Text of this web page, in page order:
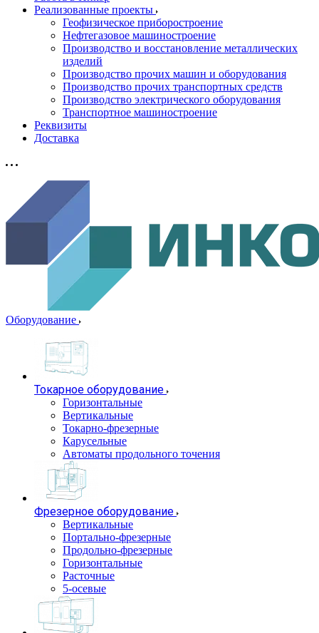
Реализованные проекты
Геофизическое приборостроение
Нефтегазовое машиностроение
Производство и восстановление металлических
изделий
Производство прочих машин и оборудования
Производство прочих транспортных средств
Производство электрического оборудования
Транспортное машиностроение
Реквизиты
Доставка
Оборудование
Токарное оборудование
Горизонтальные
Вертикальные
Токарно-фрезерные
Карусельные
Автоматы продольного точения
Фрезерное оборудование
Вертикальные
Портально-фрезерные
Продольно-фрезерные
Горизонтальные
Расточные
5-осевые